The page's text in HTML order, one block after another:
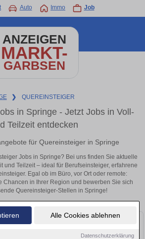
Alle Cookies ablehnen
Datenschutzerklärung
Auto Immo Job
ANZEIGEN
MARKT-
GARBSEN
❯ QUEREINSTEIGER
in Springe - Jetzt Jobs in Voll-
Teilzeit entdecken
für Quereinsteiger in Springe
Jobs in Springe? Bei uns finden Sie aktuelle
und Teilzeit – ideal für Berufseinsteiger, erfahrene
Egal ob im Büro, vor Ort oder remote:
Chancen in Ihrer Region und bewerben Sie sich
Quereinsteiger-Stellen in Springe!